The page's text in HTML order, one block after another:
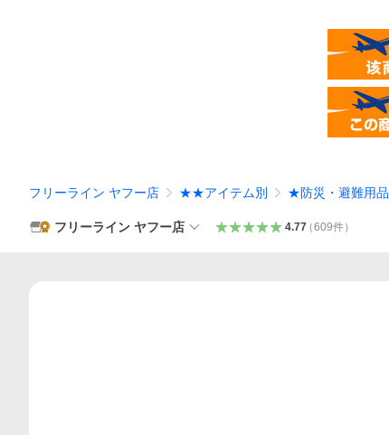
フリーライン ヤフー店 ★★アイテム別 ★防災・避難用品
フリーライン ヤフー店 4.77（609件）